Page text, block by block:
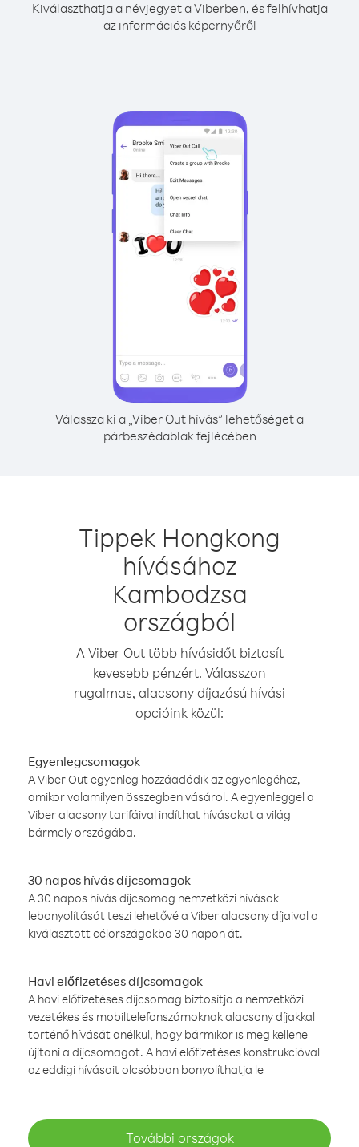
Kiválaszthatja a névjegyet a Viberben, és felhívhatja
az információs képernyőről
Válassza ki a „Viber Out hívás” lehetőséget a
párbeszédablak fejlécében
Tippek Hongkong
hívásához
Kambodzsa
országból
A Viber Out több hívásidőt biztosít
kevesebb pénzért. Válasszon
rugalmas, alacsony díjazású hívási
opcióink közül:
Egyenlegcsomagok
A Viber Out egyenleg hozzáadódik az egyenlegéhez,
amikor valamilyen összegben vásárol. A egyenleggel a
Viber alacsony tarifáival indíthat hívásokat a világ
bármely országába.
30 napos hívás díjcsomagok
A 30 napos hívás díjcsomag nemzetközi hívások
lebonyolítását teszi lehetővé a Viber alacsony díjaival a
kiválasztott célországokba 30 napon át.
Havi előfizetéses díjcsomagok
A havi előfizetéses díjcsomag biztosítja a nemzetközi
vezetékes és mobiltelefonszámoknak alacsony díjakkal
történő hívását anélkül, hogy bármikor is meg kellene
újítani a díjcsomagot. A havi előfizetéses konstrukcióval
az eddigi hívásait olcsóbban bonyolíthatja le
További országok